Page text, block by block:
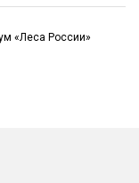
«Леса России»